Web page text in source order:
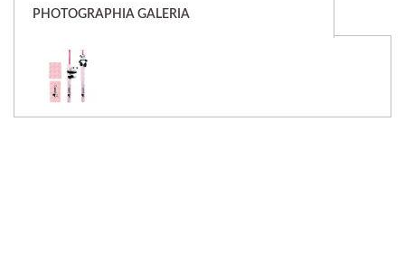
PHOTOGRAPHIA GALERIA